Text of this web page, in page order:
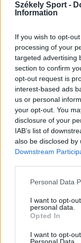
Székely Sport -
Information
If you wish to opt-
processing of your
targeted advertising
section to confirm
opt-out request is
interest-based ads
us or personal
your opt-out. You
disclosure of your
IAB’s list of
also be disclosed
Downstream
Personal Data
I want to opt-
personal data.
Opted In
I want to opt-
Corbu
visszavágót a
21:08
Drámai meccsen,
kupától a
20:34
Könnyed
a Román Kupában
19:55
Minden csapat
Udvarhely
19:16
Kezdési
15:50
Intenzív
bajnoki rajtot az